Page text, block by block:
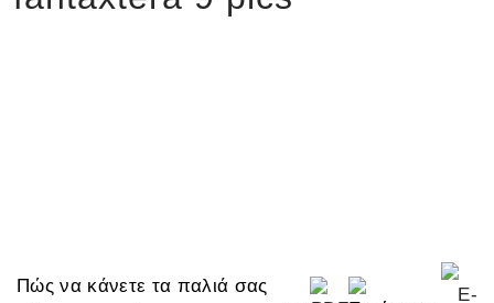
Πώς να κάνετε τα παλιά σας